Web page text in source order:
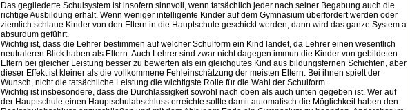
Das gegliederte Schulsystem ist insofern sinnvoll, wenn tatsächlich jeder nach seiner Begabung auch die
richtige Ausbildung erhält. Wenn weniger intelligente Kinder auf dem Gymnasium überfordert werden oder
ziemlich schlaue Kinder von den Eltern in die Hauptschule geschickt werden, dann wird das ganze System a
absurdum geführt.
Wichtig ist, dass die Lehrer bestimmen auf welcher Schulform ein Kind landet, da Lehrer einen wesentlich
neutraleren Blick haben als Eltern. Auch Lehrer sind zwar nicht dagegen immun die Kinder von gebildeten
Eltern bei gleicher Leistung besser zu bewerten als ein gleichgutes Kind aus bildungsfernen Schichten, aber
dieser Effekt ist kleiner als die vollkommene Fehleinschätzung der meisten Eltern. Bei ihnen spielt der
Wunsch, nicht die tatsächliche Leistung die wichtigste Rolle für die Wahl der Schulform.
Wichtig ist insbesondere, dass die Durchlässigkeit sowohl nach oben als auch unten gegeben ist. Wer auf
der Hauptschule einen Hauptschulabschluss erreichte sollte damit automatisch die Möglichkeit haben den